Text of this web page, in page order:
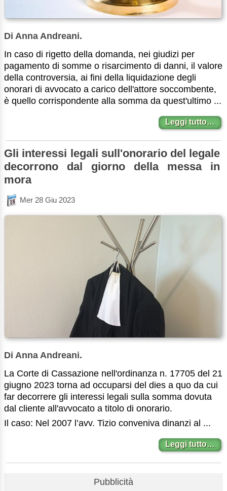
Di Anna Andreani.
In caso di rigetto della domanda, nei giudizi per
pagamento di somme o risarcimento di danni, il valore
della controversia, ai fini della liquidazione degli
onorari di avvocato a carico dell'attore soccombente,
è quello corrispondente alla somma da quest'ultimo ...
Leggi tutto…
Gli interessi legali sull'onorario del legale
decorrono dal giorno della messa in
mora
Mer 28 Giu 2023
Di Anna Andreani.
La Corte di Cassazione nell'ordinanza n. 17705 del 21
giugno 2023 torna ad occuparsi del dies a quo da cui
far decorrere gli interessi legali sulla somma dovuta
dal cliente all'avvocato a titolo di onorario.
Il caso: Nel 2007 l’avv. Tizio conveniva dinanzi al ...
Leggi tutto…
Pubblicità